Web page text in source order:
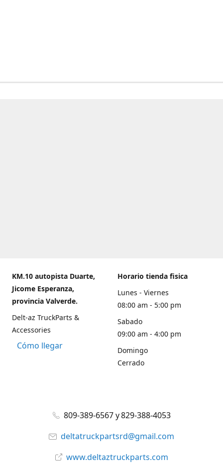
KM.10 autopista Duarte,
Jicome Esperanza,
provincia Valverde.
Delt-az TruckParts &
Accessories
Cómo llegar
Horario tienda fisica
Lunes - Viernes
08:00 am - 5:00 pm
Sabado
09:00 am - 4:00 pm
Domingo
Cerrado
809-389-6567 y 829-388-4053
deltatruckpartsrd@gmail.com
www.deltaztruckparts.com